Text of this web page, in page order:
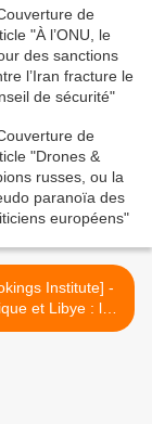
Institute] -
et Libye : les
la politique